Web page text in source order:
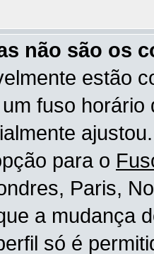
não são os
estão
fuso
para o
Paris,
a mudança
só é